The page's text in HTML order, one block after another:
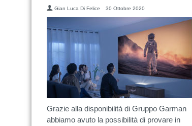
Gian Luca Di Felice 30 Ottobre 2020
Grazie alla disponibilità di Gruppo Garman
abbiamo avuto la possibilità di provare in